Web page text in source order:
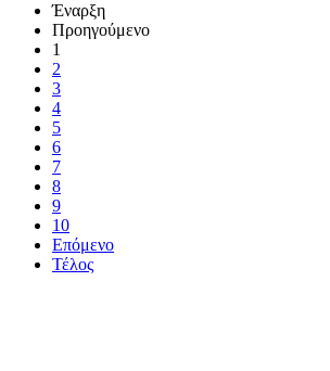
Έναρξη
Προηγούμενο
1
2
3
4
5
6
7
8
9
10
Επόμενο
Τέλος